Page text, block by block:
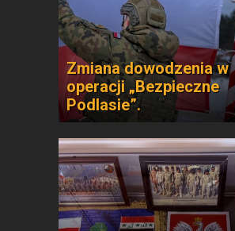
Zmiana dowodzenia w
operacji „Bezpieczne
Podlasie”.